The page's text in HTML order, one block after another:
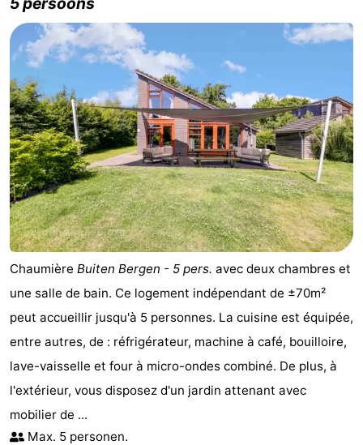
Chaumière Buiten Bergen - 5 pers. avec deux chambres et
une salle de bain. Ce logement indépendant de ±70m²
peut accueillir jusqu'à 5 personnes. La cuisine est équipée,
entre autres, de : réfrigérateur, machine à café, bouilloire,
lave-vaisselle et four à micro-ondes combiné. De plus, à
l'extérieur, vous disposez d'un jardin attenant avec
mobilier de ...
Max. 5 personen.